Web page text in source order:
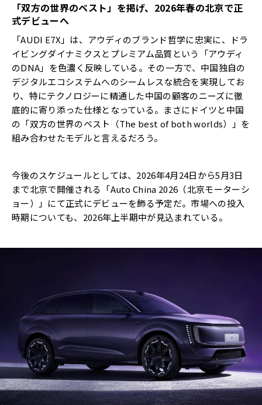
「双方の世界のベスト」を掲げ、 2026年春の北京で正
式デビューへ
「AUDI E7X」は、アウディのブランド哲学に忠実に、ドラ
イビングダイナミクスとプレミアム品質という「アウディ
のDNA」を色濃く反映している。その一方で、中国独自の
デジタルエコシステムへのシームレスな統合を実現してお
り、特にテクノロジーに精通した中国の顧客のニーズに徹
底的に寄り添った仕様となっている。まさにドイツと中国
の「双方の世界のベスト（The best of both worlds）」を
組み合わせたモデルと言えるだろう。
今後のスケジュールとしては、2026年4月24日から5月3日
まで北京で開催される「Auto China 2026（北京モーターシ
ョー）」にて正式にデビューを飾る予定だ。市場への投入
時期についても、2026年上半期中が見込まれている。